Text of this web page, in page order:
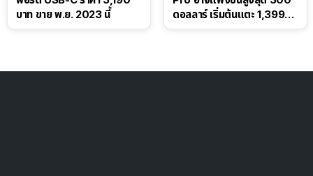
บาท ขาย พ.ย. 2023 นี้
ดอลลาร์ เริ่มต้นแตะ 1,399